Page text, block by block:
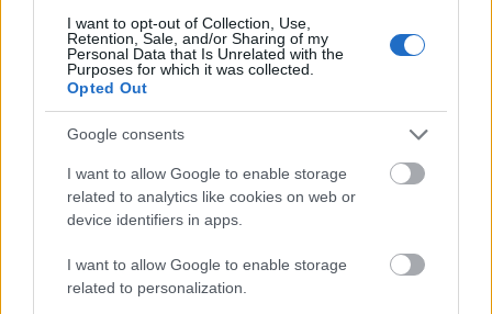
I want to opt-out of Collection, Use,
Retention, Sale, and/or Sharing of my
Personal Data that Is Unrelated with the
Purposes for which it was collected.
Opted Out
Google consents
I want to allow Google to enable storage
related to analytics like cookies on web or
device identifiers in apps.
I want to allow Google to enable storage
related to personalization.
Często sprawdzane
O kłopotach z pisownią ( boy(s)band ,boy(s) band ,boy(s)-
) i literkąs
O zapisie !śpiczasty
O zapisie nazwy najwyższego szczytu Wietnamu
Ciekawostki
pochodzeniu, znaczeniu i rozwoju
— Ile jest w języku polskim wyrazów z samym „h”?